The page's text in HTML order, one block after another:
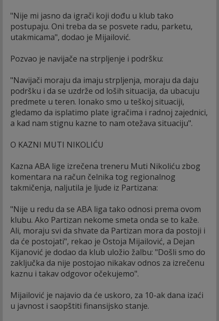
"Nije mi jasno da igrači koji dođu u klub tako
postupaju. Oni treba da se posvete radu, parketu,
utakmicama", dodao je Mijailović.
Pozvao je navijače na strpljenje i podršku:
"Navijači moraju da imaju strpljenja, moraju da daju
podršku i da se uzdrže od loših situacija, da ubacuju
predmete u teren. Ionako smo u teškoj situaciji,
gledamo da isplatimo plate igračima i radnoj zajednici,
a kad nam stignu kazne to nam otežava situaciju".
O KAZNI MUTI NIKOLIĆU
Kazna ABA lige izrečena treneru Muti Nikoliću zbog
komentara na račun čelnika tog regionalnog
takmičenja, naljutila je ljude iz Partizana:
"Nije u redu da se ABA liga tako odnosi prema ovom
klubu. Ako Partizan nekome smeta onda se to kaže.
Ali, moraju svi da shvate da Partizan mora da postoji i
da će postojati", rekao je Ostoja Mijailović, a Dejan
Kijanović je dodao da klub uložio žalbu: "Došli smo do
zaključka da nije postojao nikakav odnos za izrečenu
kaznu i takav odgovor očekujemo".
Mijailović je najavio da će uskoro, za 10-ak dana izaći
u javnost i saopštiti finansijsko stanje.